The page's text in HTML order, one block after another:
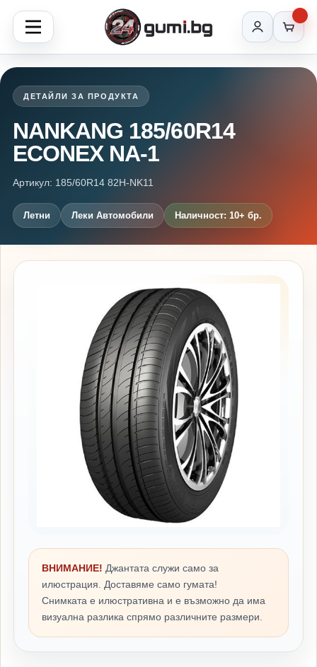
ДЕТАЙЛИ ЗА ПРОДУКТА
NANKANG 185/60R14
ECONEX NA-1
Артикул: 185/60R14 82H-NK11
Летни Леки Автомобили Наличност: 10+ бр.
ВНИМАНИЕ! Джантата служи само за
илюстрация. Доставяме само гумата!
Снимката е илюстративна и е възможно да има
визуална разлика спрямо различните размери.